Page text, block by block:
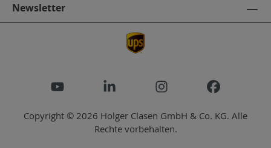
Newsletter
Copyright © 2026 Holger Clasen GmbH & Co. KG. Alle
Rechte vorbehalten.